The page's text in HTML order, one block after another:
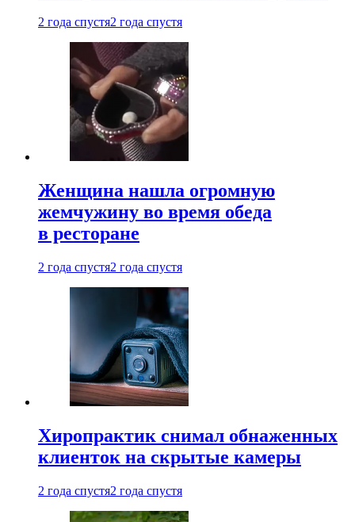
2 года спустя2 года спустя
Женщина нашла огромную
жемчужину во время обеда
в ресторане
2 года спустя2 года спустя
Хиропрактик снимал обнаженных
клиенток на скрытые камеры
2 года спустя2 года спустя